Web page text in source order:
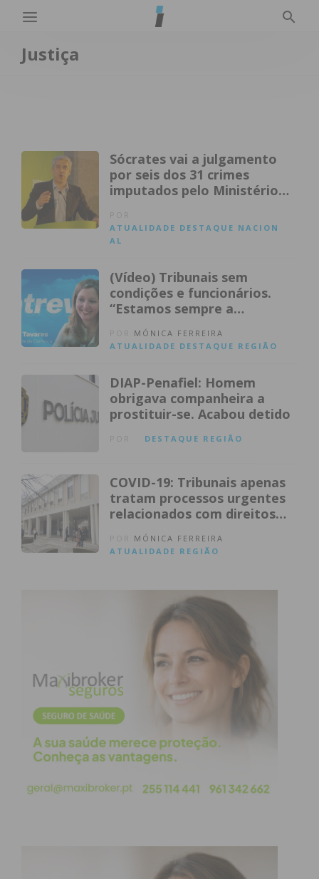
Justiça
Sócrates vai a julgamento
por seis dos 31 crimes
imputados pelo Ministério
ATUALIDADE DESTAQUE NACION
AL
(Vídeo) Tribunais sem
condições e funcionários.
“Estamos sempre a
pedinchar, a insistir”
MÓNICA FERREIRA
ATUALIDADE DESTAQUE REGIÃO
DIAP-Penafiel: Homem
obrigava companheira a
prostituir-se. Acabou detido
DESTAQUE REGIÃO
COVID-19: Tribunais apenas
tratam processos urgentes
relacionados com direitos
fundamentais
MÓNICA FERREIRA
ATUALIDADE REGIÃO